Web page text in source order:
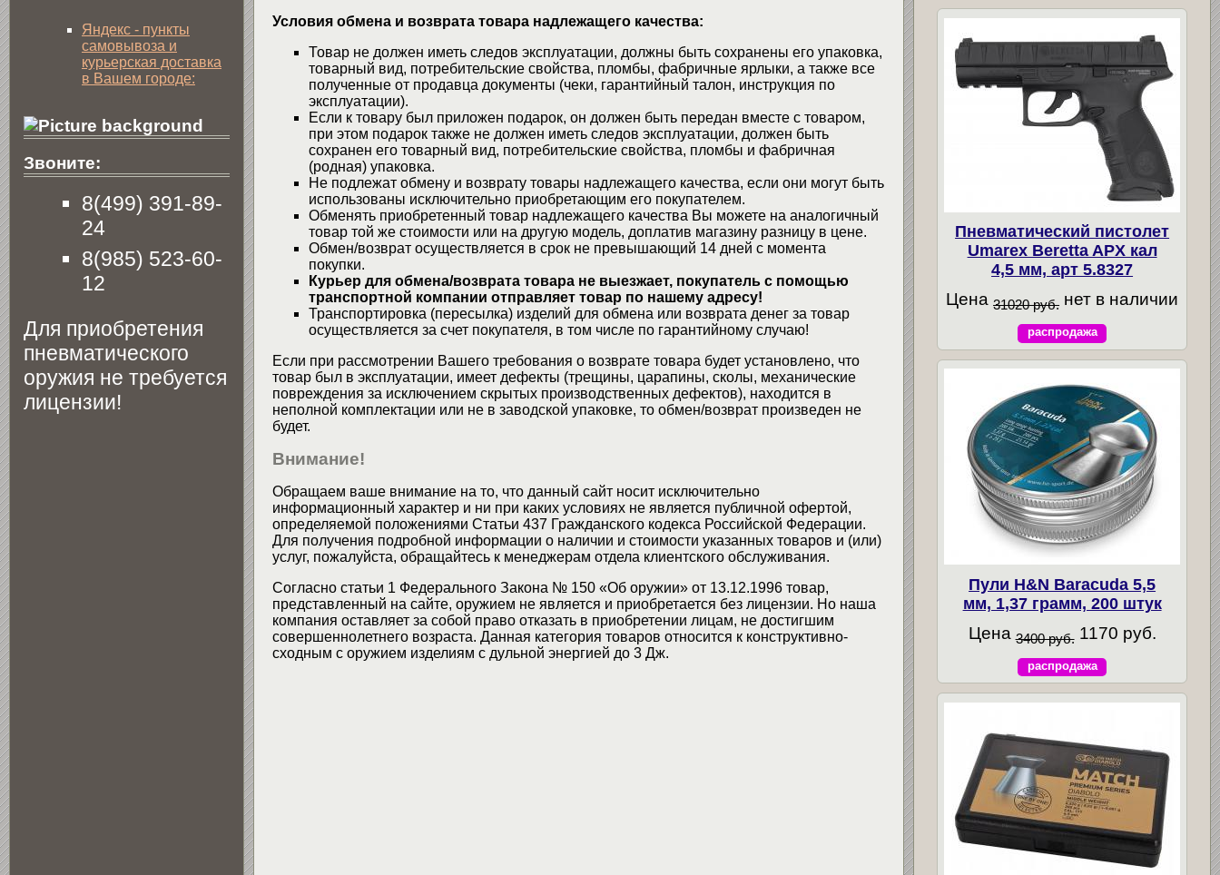
Условия обмена и возврата товара надлежащего качества:
Товар не должен иметь следов эксплуатации, должны быть сохранены его упаковка,
товарный вид, потребительские свойства, пломбы, фабричные ярлыки, а также все
полученные от продавца документы (чеки, гарантийный талон, инструкция по
эксплуатации).
Если к товару был приложен подарок, он должен быть передан вместе с товаром,
при этом подарок также не должен иметь следов эксплуатации, должен быть
сохранен его товарный вид, потребительские свойства, пломбы и фабричная
(родная) упаковка.
Не подлежат обмену и возврату товары надлежащего качества, если они могут быть
использованы исключительно приобретающим его покупателем.
Обменять приобретенный товар надлежащего качества Вы можете на аналогичный
товар той же стоимости или на другую модель, доплатив магазину разницу в цене.
Обмен/возврат осуществляется в срок не превышающий 14 дней с момента
покупки.
Курьер для обмена/возврата товара не выезжает, покупатель с помощью
транспортной компании отправляет товар по нашему адресу!
Транспортировка (пересылка) изделий для обмена или возврата денег за товар
осуществляется за счет покупателя, в том числе по гарантийному случаю!
Если при рассмотрении Вашего требования о возврате товара будет установлено, что
товар был в эксплуатации, имеет дефекты (трещины, царапины, сколы, механические
повреждения за исключением скрытых производственных дефектов), находится в
неполной комплектации или не в заводской упаковке, то обмен/возврат произведен не
будет.
Внимание!
Обращаем ваше внимание на то, что данный сайт носит исключительно
информационный характер и ни при каких условиях не является публичной офертой,
определяемой положениями Статьи 437 Гражданского кодекса Российской Федерации.
Для получения подробной информации о наличии и стоимости указанных товаров и (или)
услуг, пожалуйста, обращайтесь к менеджерам отдела клиентского обслуживания.
Согласно статьи 1 Федерального Закона № 150 «Об оружии» от 13.12.1996 товар,
представленный на сайте, оружием не является и приобретается без лицензии. Но наша
компания оставляет за собой право отказать в приобретении лицам, не достигшим
совершеннолетнего возраста. Данная категория товаров относится к конструктивно-
сходным с оружием изделиям с дульной энергией до 3 Дж.
Яндекс - пункты
самовывоза и
курьерская доставка
в Вашем городе:
Звоните:
8(499) 391-89-
24
8(985) 523-60-
12
Для приобретения
пневматического
оружия не требуется
лицензии!
Пневматический пистолет
Umarex Beretta APX кал
4,5 мм, арт 5.8327
Цена31020 руб. нет в наличии
распродажа
Пули H&N Baracuda 5,5
мм, 1,37 грамм, 200 штук
Цена 3400 руб. 1170 руб.
распродажа